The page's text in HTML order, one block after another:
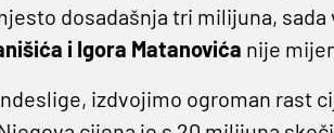
dosadašnja tri milijuna,
i Igora Matanovića nije
izdvojimo ogroman rast